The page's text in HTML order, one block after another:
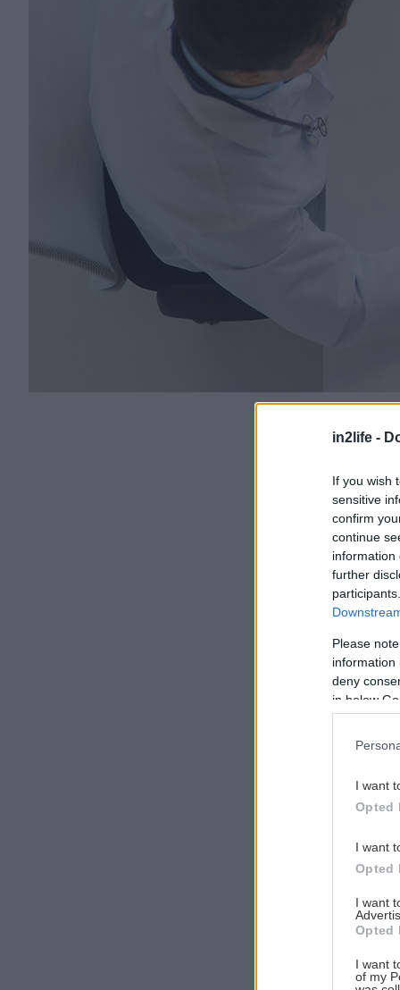
in2life -
If you wish
sensitive
confirm
continue
information
further
Please
information
deny
in below
I want
Opted
I want
Opted
I want
Opted
I want
of my